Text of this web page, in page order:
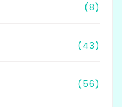
(8)
(43)
(56)